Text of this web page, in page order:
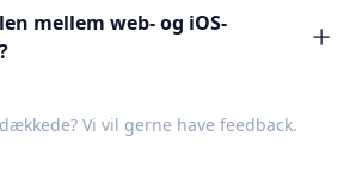
mellem web- og iOS-
Vi vil gerne have feedback.